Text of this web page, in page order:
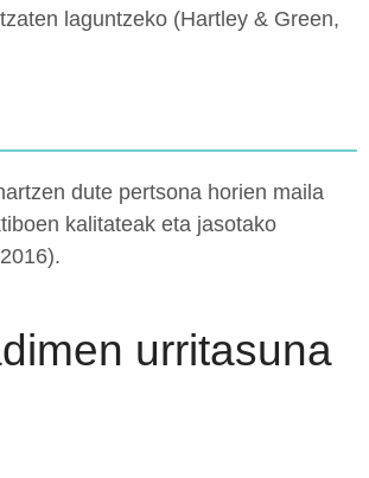
laguntzeko (Hartley & Green,
dute pertsona horien maila
kalitateak eta jasotako
urritasuna